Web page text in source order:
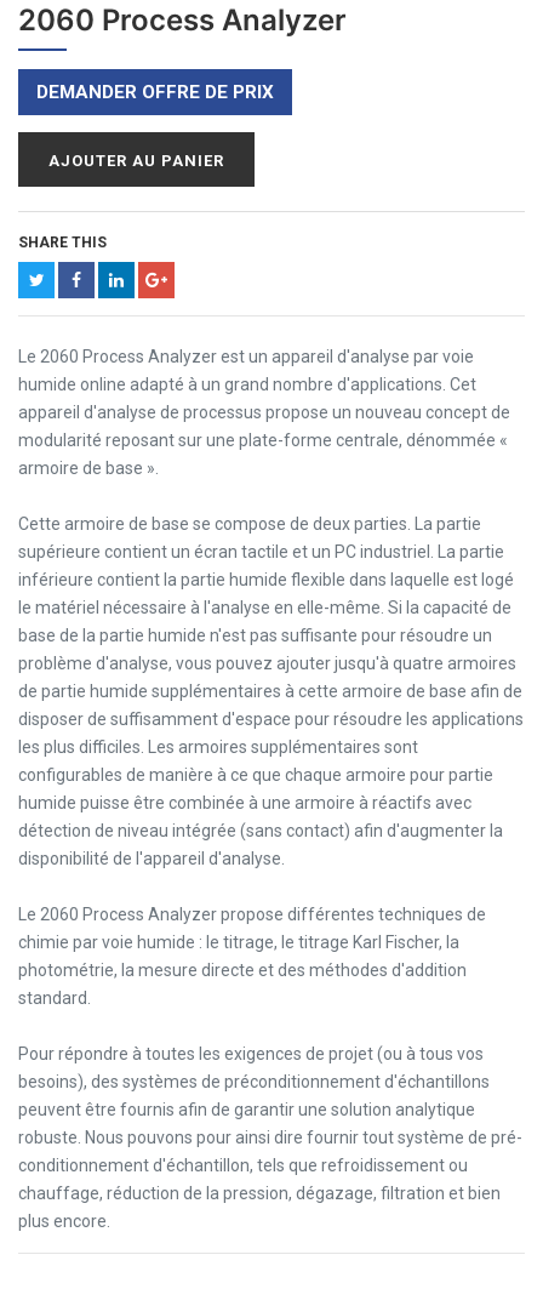
2060 Process Analyzer
DEMANDER OFFRE DE PRIX
AJOUTER AU PANIER
SHARE THIS
Le 2060 Process Analyzer est un appareil d'analyse par voie
humide online adapté à un grand nombre d'applications. Cet
appareil d'analyse de processus propose un nouveau concept de
modularité reposant sur une plate-forme centrale, dénommée «
armoire de base ».
Cette armoire de base se compose de deux parties. La partie
supérieure contient un écran tactile et un PC industriel. La partie
inférieure contient la partie humide flexible dans laquelle est logé
le matériel nécessaire à l'analyse en elle-même. Si la capacité de
base de la partie humide n'est pas suffisante pour résoudre un
problème d'analyse, vous pouvez ajouter jusqu'à quatre armoires
de partie humide supplémentaires à cette armoire de base afin de
disposer de suffisamment d'espace pour résoudre les applications
les plus difficiles. Les armoires supplémentaires sont
configurables de manière à ce que chaque armoire pour partie
humide puisse être combinée à une armoire à réactifs avec
détection de niveau intégrée (sans contact) afin d'augmenter la
disponibilité de l'appareil d'analyse.
Le 2060 Process Analyzer propose différentes techniques de
chimie par voie humide : le titrage, le titrage Karl Fischer, la
photométrie, la mesure directe et des méthodes d'addition
standard.
Pour répondre à toutes les exigences de projet (ou à tous vos
besoins), des systèmes de préconditionnement d'échantillons
peuvent être fournis afin de garantir une solution analytique
robuste. Nous pouvons pour ainsi dire fournir tout système de pré-
conditionnement d'échantillon, tels que refroidissement ou
chauffage, réduction de la pression, dégazage, filtration et bien
plus encore.